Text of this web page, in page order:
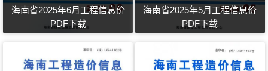
海南省2025年6月工程信息价
PDF下载
海南省2025年5月工程信息价
PDF下载